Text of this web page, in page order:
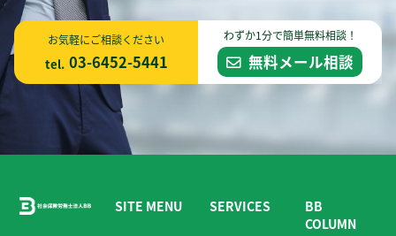
お気軽にご相談ください
tel. 03-6452-5441
わずか1分で簡単無料相談！
無料メール相談
SITE MENU SERVICES
BB
COLUMN